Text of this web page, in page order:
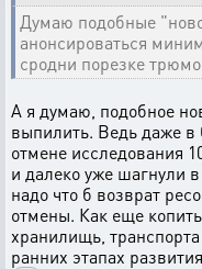
Думаю подобные
анонсироваться
сродни порезке
А я думаю, подобное
выпилить. Ведь даже в
отмене исследования
и далеко уже шагнули
надо что б возврат
отмены. Как еще
хранилищь, транспорта
ранних этапах